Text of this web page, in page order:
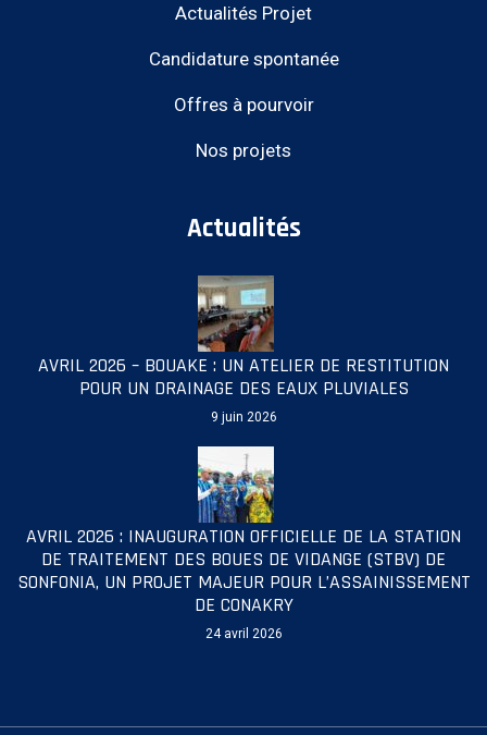
Actualités Projet
Candidature spontanée
Offres à pourvoir
Nos projets
Actualités
AVRIL 2026 – BOUAKE : UN ATELIER DE RESTITUTION
POUR UN DRAINAGE DES EAUX PLUVIALES
9 juin 2026
AVRIL 2026 : INAUGURATION OFFICIELLE DE LA STATION
DE TRAITEMENT DES BOUES DE VIDANGE (STBV) DE
SONFONIA, UN PROJET MAJEUR POUR L’ASSAINISSEMENT
DE CONAKRY
24 avril 2026